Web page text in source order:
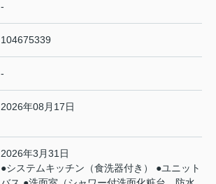
-
104675339
-
2026年08月17日
2026年3月31日
●システムキッチン（食洗器付き） ●ユニット